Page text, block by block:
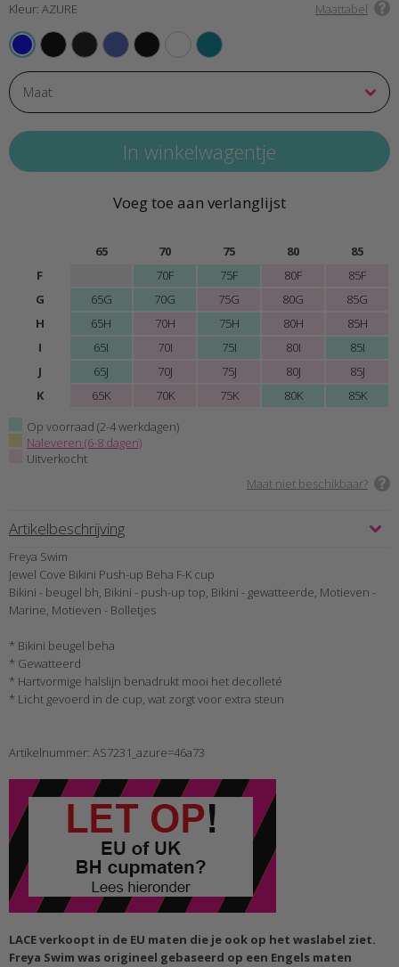
Kleur: AZURE
Maattabel
Voeg toe aan verlanglijst
65 70 75 80
85
F
70F 75F 80F
85F
G
65G 70G 75G 80G
85G
H
65H 70H 75H 80H
85H
I
65I 70I 75I 80I
85I
J
65J 70J 75J 80J
85J
K
65K 70K 75K 80K
85K
Op voorraad (2-4 werkdagen)
Naleveren (6-8 dagen)
Uitverkocht
Maat niet beschikbaar?
Artikelbeschrijving
Freya Swim
Jewel Cove Bikini Push-up Beha F-K cup
Bikini - beugel bh, Bikini - push-up top, Bikini - gewatteerde, Motieven -
Marine, Motieven - Bolletjes
* Bikini beugel beha
* Gewatteerd
* Hartvormige halslijn benadrukt mooi het decolleté
* Licht gevoerd in de cup, wat zorgt voor extra steun
Artikelnummer: AS7231_azure=46a73
LACE verkoopt in de EU maten die je ook op het waslabel ziet.
Freya Swim was origineel gebaseerd op een Engels maten